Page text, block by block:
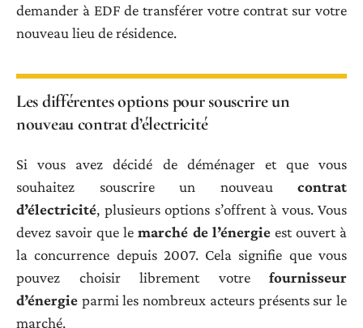
demander à EDF de transférer votre contrat sur votre
nouveau lieu de résidence.
Les différentes options pour souscrire un
nouveau contrat d’électricité
Si vous avez décidé de déménager et que vous
souhaitez souscrire un nouveau contrat
d’électricité, plusieurs options s’offrent à vous. Vous
devez savoir que lemarché de l’énergieest ouvert à
la concurrence depuis 2007. Cela signifie que vous
pouvez choisir librement votre fournisseur
d’énergie parmi les nombreux acteurs présents sur le
marché.